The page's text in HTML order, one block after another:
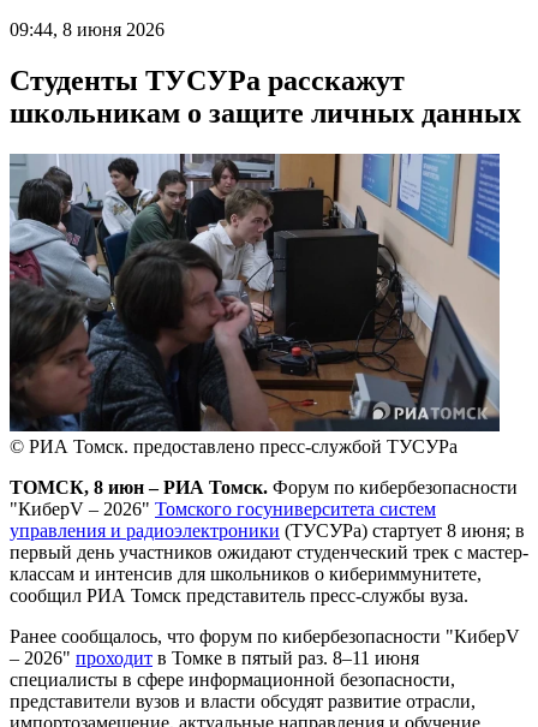
09:44, 8 июня 2026
Студенты ТУСУРа расскажут
школьникам о защите личных данных
© РИА Томск. предоставлено пресс-службой ТУСУРа
ТОМСК, 8 июн – РИА Томск. Форум по кибербезопасности
"КиберV – 2026" Томского госуниверситета систем
управления и радиоэлектроники (ТУСУРа) стартует 8 июня; в
первый день участников ожидают студенческий трек с мастер-
классам и интенсив для школьников о кибериммунитете,
сообщил РИА Томск представитель пресс-службы вуза.
Ранее сообщалось, что форум по кибербезопасности "КиберV
– 2026" проходит в Томке в пятый раз. 8–11 июня
специалисты в сфере информационной безопасности,
представители вузов и власти обсудят развитие отрасли,
импортозамещение, актуальные направления и обучение